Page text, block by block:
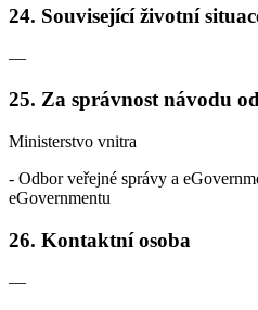
24. Související životní
—
25. Za správnost návodu
Ministerstvo vnitra
- Odbor veřejné správy a
eGovernmentu
26. Kontaktní osoba
—